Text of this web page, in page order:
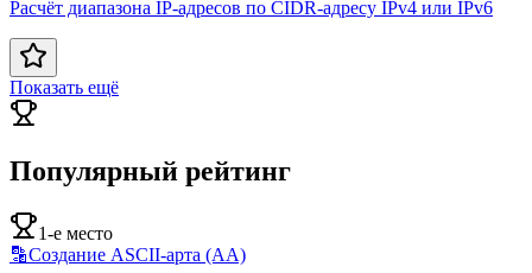
Расчёт диапазона IP-адресов по CIDR-адресу IPv4 или IPv6
Показать ещё
Популярный рейтинг
1-е место
🔡Создание ASCII-арта (AA)